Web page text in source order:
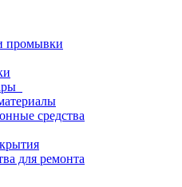
промывки
средства
для ремонта